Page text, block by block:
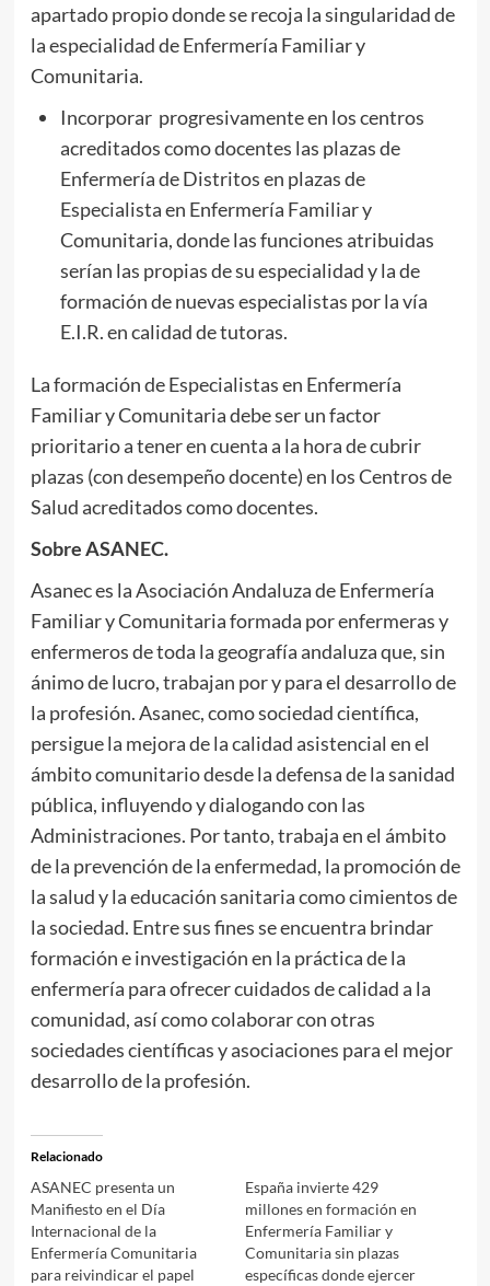
apartado propio donde se recoja la singularidad de
la especialidad de Enfermería Familiar y
Comunitaria.
Incorporar progresivamente en los centros
acreditados como docentes las plazas de
Enfermería de Distritos en plazas de
Especialista en Enfermería Familiar y
Comunitaria, donde las funciones atribuidas
serían las propias de su especialidad y la de
formación de nuevas especialistas por la vía
E.I.R. en calidad de tutoras.
La formación de Especialistas en Enfermería
Familiar y Comunitaria debe ser un factor
prioritario a tener en cuenta a la hora de cubrir
plazas (con desempeño docente) en los Centros de
Salud acreditados como docentes.
Sobre ASANEC.
Asanec es la Asociación Andaluza de Enfermería
Familiar y Comunitaria formada por enfermeras y
enfermeros de toda la geografía andaluza que, sin
ánimo de lucro, trabajan por y para el desarrollo de
la profesión. Asanec, como sociedad científica,
persigue la mejora de la calidad asistencial en el
ámbito comunitario desde la defensa de la sanidad
pública, influyendo y dialogando con las
Administraciones. Por tanto, trabaja en el ámbito
de la prevención de la enfermedad, la promoción de
la salud y la educación sanitaria como cimientos de
la sociedad. Entre sus fines se encuentra brindar
formación e investigación en la práctica de la
enfermería para ofrecer cuidados de calidad a la
comunidad, así como colaborar con otras
sociedades científicas y asociaciones para el mejor
desarrollo de la profesión.
Relacionado
ASANEC presenta un
Manifiesto en el Día
Internacional de la
Enfermería Comunitaria
para reivindicar el papel
España invierte 429
millones en formación en
Enfermería Familiar y
Comunitaria sin plazas
específicas donde ejercer